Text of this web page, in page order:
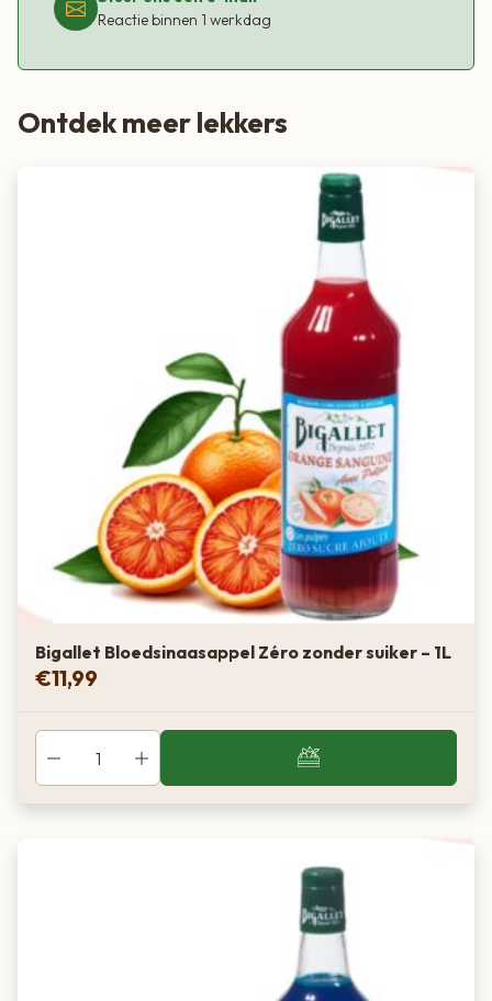
Reactie binnen 1 werkdag
Ontdek meer lekkers
Bigallet Bloedsinaasappel Zéro zonder suiker – 1L
€11,99